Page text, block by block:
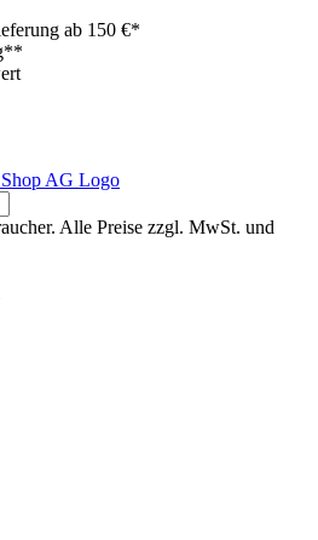
ab 150 €*
Alle Preise zzgl. MwSt. und